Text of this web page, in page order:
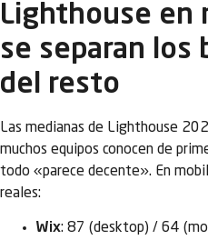
Lighthouse en
se separan los
del resto
Las medianas de Lighthouse
muchos equipos conocen de
todo «parece decente». En
reales:
Wix: 87 (desktop) / 64